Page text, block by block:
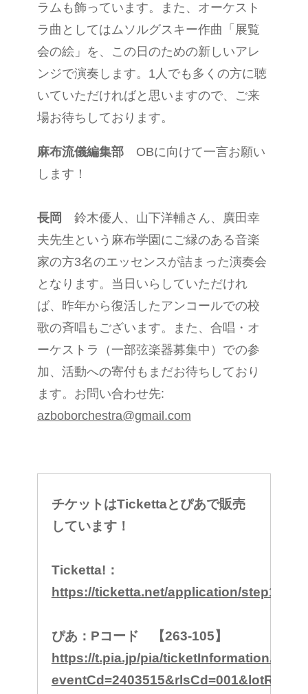
ラムも飾っています。また、オーケスト
ラ曲としてはムソルグスキー作曲「展覧
会の絵」を、この日のための新しいアレ
ンジで演奏します。1人でも多くの方に聴
いていただければと思いますので、ご来
場お待ちしております。
麻布流儀編集部OBに向けて一言お願い
します！
長岡
鈴木優人、山下洋輔さん、廣田幸
夫先生という麻布学園にご縁のある音楽
家の方3名のエッセンスが詰まった演奏会
となります。当日いらしていただけれ
ば、昨年から復活したアンコールでの校
歌の斉唱もございます。また、合唱・オ
ーケストラ（一部弦楽器募集中）での参
加、活動への寄付もまだお待ちしており
ます。お問い合わせ先:
azboborchestra@gmail.com
チケットはTickettaとぴあで販売
しています！
Ticketta!：
https://ticketta.net/application/step1m/
ぴあ：Pコード 【263-105】
https://t.pia.jp/pia/ticketInformation.do?